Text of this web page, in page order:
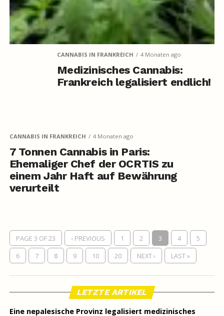
CANNABIS IN FRANKREICH 4 Monaten ago
Medizinisches Cannabis:
Frankreich legalisiert endlich!
CANNABIS IN FRANKREICH 4 Monaten ago
7 Tonnen Cannabis in Paris:
Ehemaliger Chef der OCRTIS zu
einem Jahr Haft auf Bewährung
verurteilt
PAGE 3 OF 23 ‹ PREVIOUS 1 2 3 4
5
6
7 8 9 10 20 NEXT › LAST »
LETZTE ARTIKEL
Eine nepalesische Provinz legalisiert medizinisches